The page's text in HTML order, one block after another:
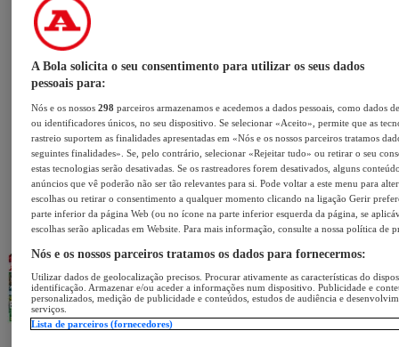
A Bola solicita o seu consentimento para utilizar os seus dados
pessoais para:
Nós e os nossos298 parceiros armazenamos e acedemos a dados pessoais, como dados
ou identificadores únicos, no seu dispositivo. Se selecionar «Aceito», permite que as
rastreio suportem as finalidades apresentadas em «Nós e os nossos parceiros tratamos
seguintes finalidades». Se, pelo contrário, selecionar «Rejeitar tudo» ou retirar o seu
estas tecnologias serão desativadas. Se os rastreadores forem desativados, alguns
anúncios que vê poderão não ser tão relevantes para si. Pode voltar a este menu para
escolhas ou retirar o consentimento a qualquer momento clicando na ligação Gerir
parte inferior da página Web (ou no ícone na parte inferior esquerda da página, se
escolhas serão aplicadas em Website. Para mais informação, consulte a nossa política de
Nós e os nossos parceiros tratamos os dados para fornecermos:
Utilizar dados de geolocalização precisos. Procurar ativamente as características do
identificação. Armazenar e/ou aceder a informações num dispositivo. Publicidade e
personalizados, medição de publicidade e conteúdos, estudos de audiência e
serviços.
Lista de parceiros (fornecedores)